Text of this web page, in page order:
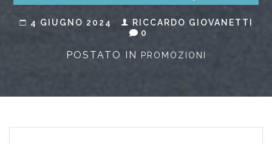
4 GIUGNO 2024
RICCARDO GIOVANETTI
0
POSTATO IN PROMOZIONI